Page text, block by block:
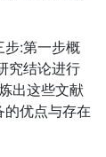
步:第一步概
究结论进行
出这些文献
优点与存在